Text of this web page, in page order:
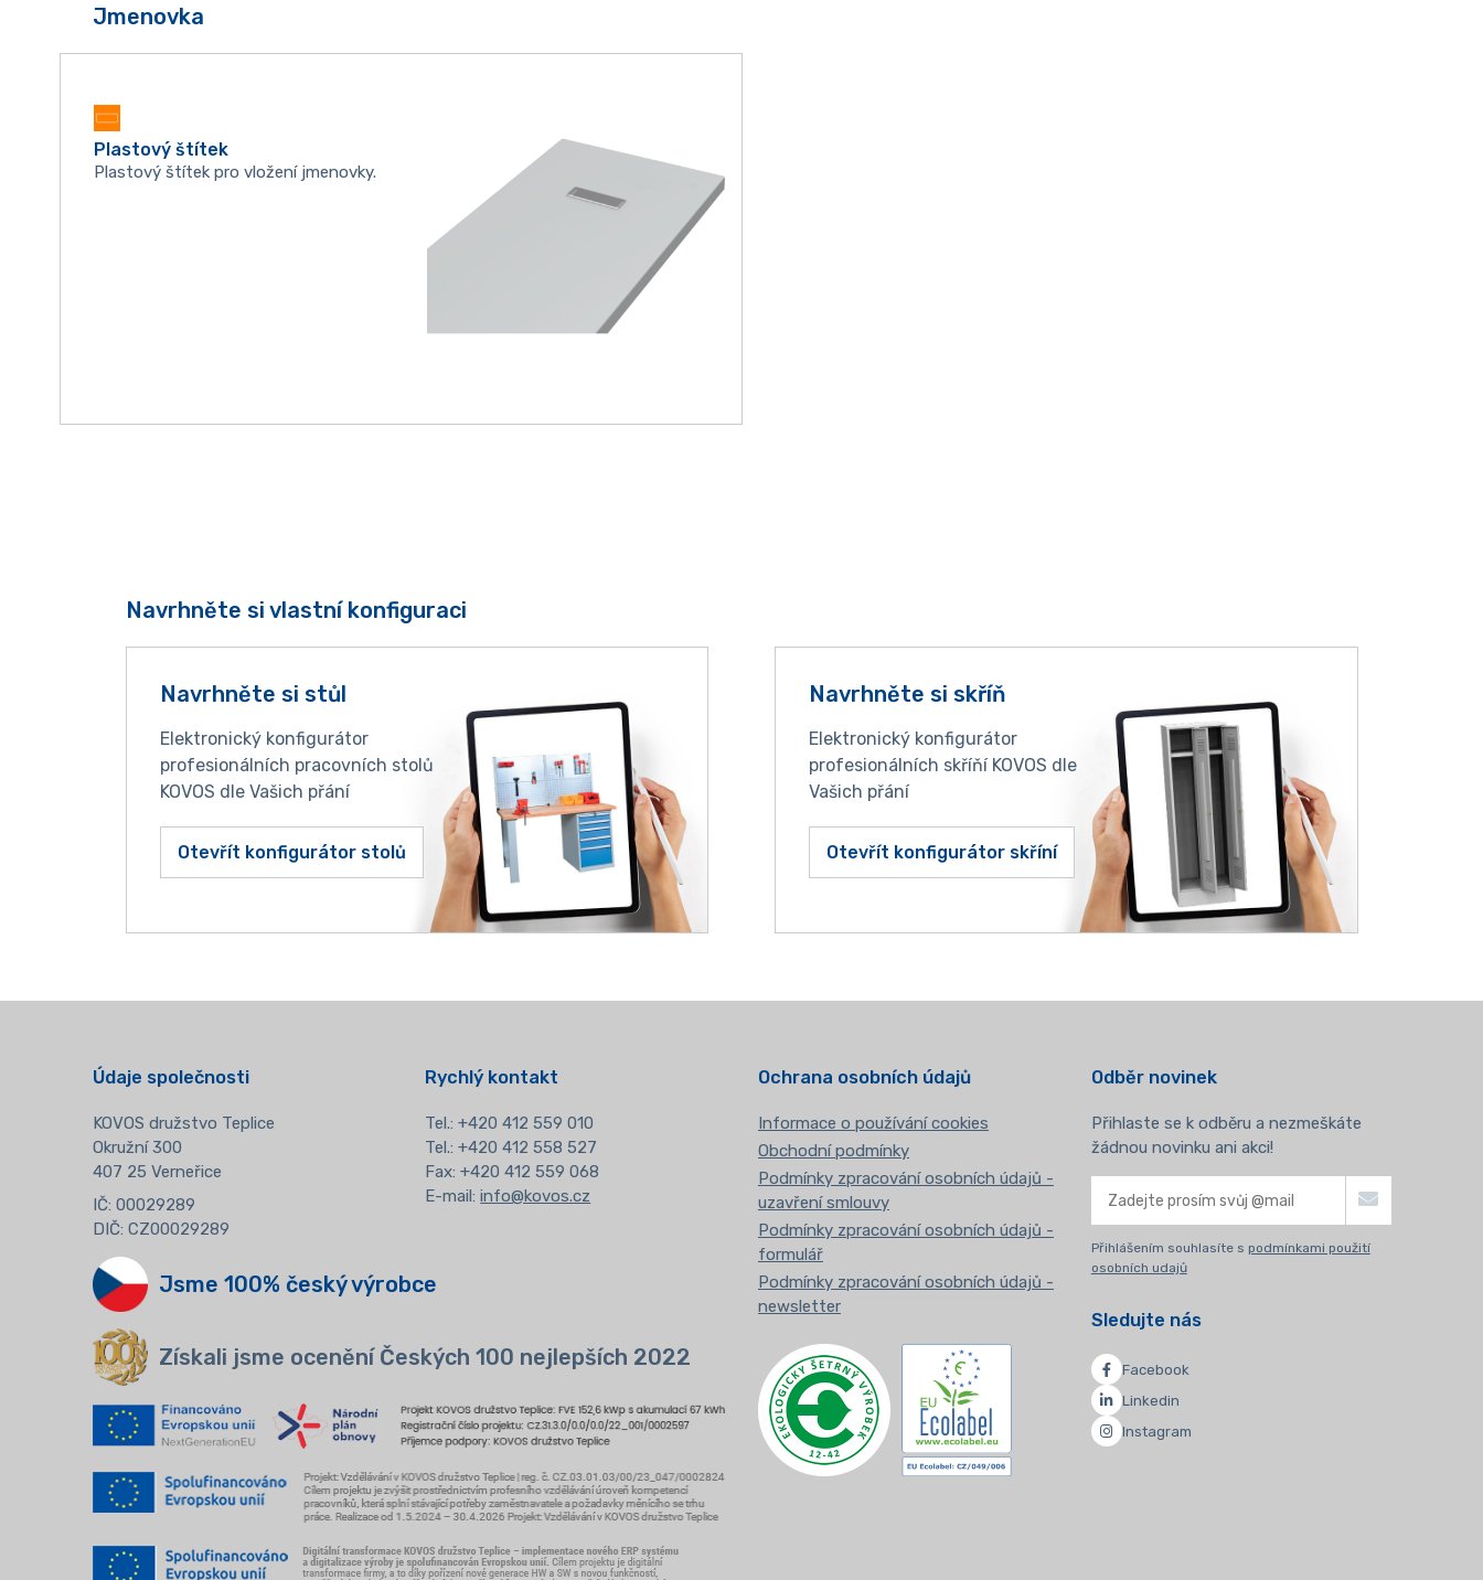
Jmenovka
Plastový štítek
Plastový štítek pro vložení jmenovky.
Navrhněte si vlastní konfiguraci
Navrhněte si stůl
Elektronický konfigurátor
profesionálních pracovních stolů
KOVOS dle Vašich přání
Otevřít konfigurátor stolů
Navrhněte si skříň
Elektronický konfigurátor
profesionálních skříňí KOVOS dle
Vašich přání
Otevřít konfigurátor skříní
Údaje společnosti
KOVOS družstvo Teplice
Okružní 300
407 25 Verneřice
IČ: 00029289
DIČ: CZ00029289
Rychlý kontakt
Tel.:+420 412 559 010
Tel.: +420 412 558 527
Fax: +420 412 559 068
E-mail:info@kovos.cz
Jsme 100% český výrobce
Získali jsme ocenění Českých 100 nejlepších 2022
Ochrana osobních údajů
Informace o používání cookies
Obchodní podmínky
Podmínky zpracování osobních údajů -
uzavření smlouvy
Podmínky zpracování osobních údajů -
formulář
Podmínky zpracování osobních údajů -
newsletter
Odběr novinek
Přihlaste se k odběru a nezmeškáte
žádnou novinku ani akci!
Přihlášením souhlasíte s podmínkami použití
osobních udajů
Sledujte nás
Facebook
Linkedin
Instagram